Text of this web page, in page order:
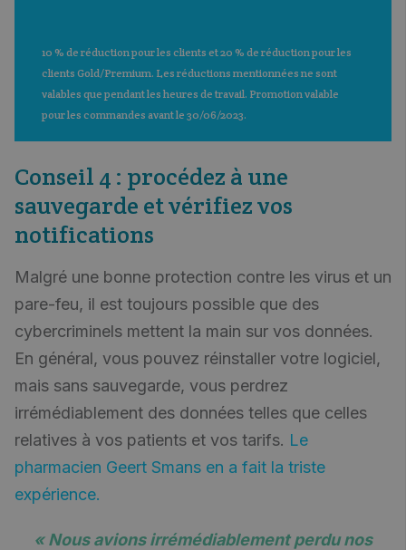
10 % de réduction pour les clients et 20 % de réduction pour les
clients Gold/Premium. Les réductions mentionnées ne sont
valables que pendant les heures de travail. Promotion valable
pour les commandes avant le 30/06/2023.
Conseil 4 : procédez à une
sauvegarde et vérifiez vos
notifications
Malgré une bonne protection contre les virus et un
pare-feu, il est toujours possible que des
cybercriminels mettent la main sur vos données.
En général, vous pouvez réinstaller votre logiciel,
mais sans sauvegarde, vous perdrez
irrémédiablement des données telles que celles
relatives à vos patients et vos tarifs. Le
pharmacien Geert Smans en a fait la triste
expérience.
« Nous avions irrémédiablement perdu nos